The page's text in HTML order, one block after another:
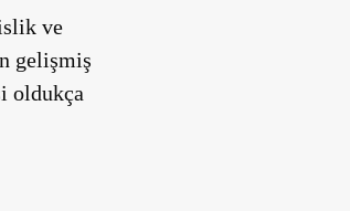
ve
gelişmiş
oldukça